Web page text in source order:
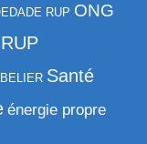
RUP ONG
RUP
Santé
énergie propre